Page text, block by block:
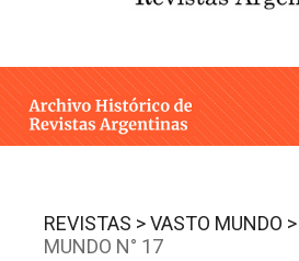
INTEGRANTES
CONTACTO
REVISTAS >VASTO MUNDO >
MUNDO N° 17